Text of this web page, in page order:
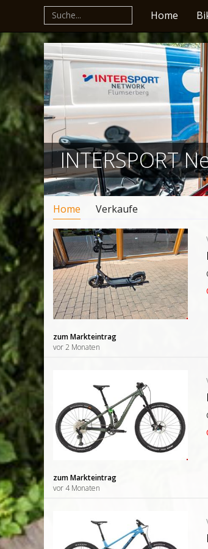
Home
INTERSPORT
Home Verkaufe
zum Markteintrag
vor 2 Monaten
zum Markteintrag
vor 4 Monaten